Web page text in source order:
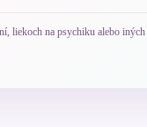
liekoch na psychiku alebo